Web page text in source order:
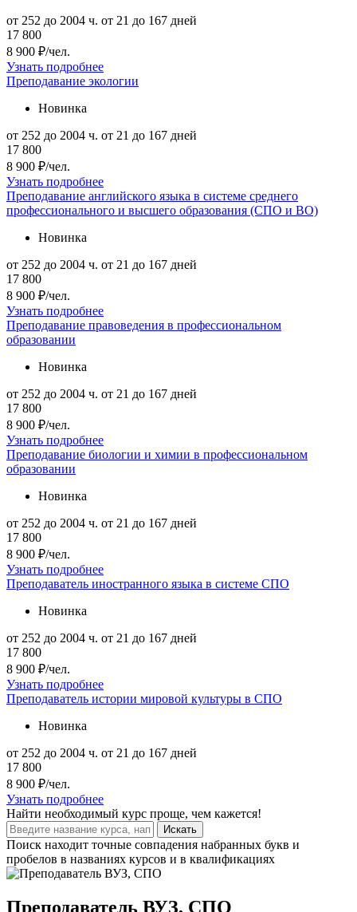
от 252 до 2004 ч. от 21 до 167 дней
17 800
8 900 ₽/чел.
Узнать подробнее
Преподавание экологии
Новинка
от 252 до 2004 ч. от 21 до 167 дней
17 800
8 900 ₽/чел.
Узнать подробнее
Преподавание английского языка в системе среднего
профессионального и высшего образования (СПО и ВО)
Новинка
от 252 до 2004 ч. от 21 до 167 дней
17 800
8 900 ₽/чел.
Узнать подробнее
Преподавание правоведения в профессиональном
образовании
Новинка
от 252 до 2004 ч. от 21 до 167 дней
17 800
8 900 ₽/чел.
Узнать подробнее
Преподавание биологии и химии в профессиональном
образовании
Новинка
от 252 до 2004 ч. от 21 до 167 дней
17 800
8 900 ₽/чел.
Узнать подробнее
Преподаватель иностранного языка в системе СПО
Новинка
от 252 до 2004 ч. от 21 до 167 дней
17 800
8 900 ₽/чел.
Узнать подробнее
Преподаватель истории мировой культуры в СПО
Новинка
от 252 до 2004 ч. от 21 до 167 дней
17 800
8 900 ₽/чел.
Узнать подробнее
Найти необходимый курс проще, чем кажется!
Искать
Поиск находит точные совпадения набранных букв и
пробелов в названиях курсов и в квалификациях
Преподаватель ВУЗ, СПО